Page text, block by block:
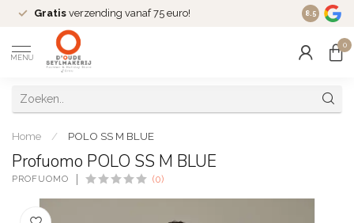
Gratis verzending vanaf 75 euro! Dé
8.5
MENU
0
Home / POLO SS M BLUE
Profuomo POLO SS M BLUE
PROFUOMO (0)